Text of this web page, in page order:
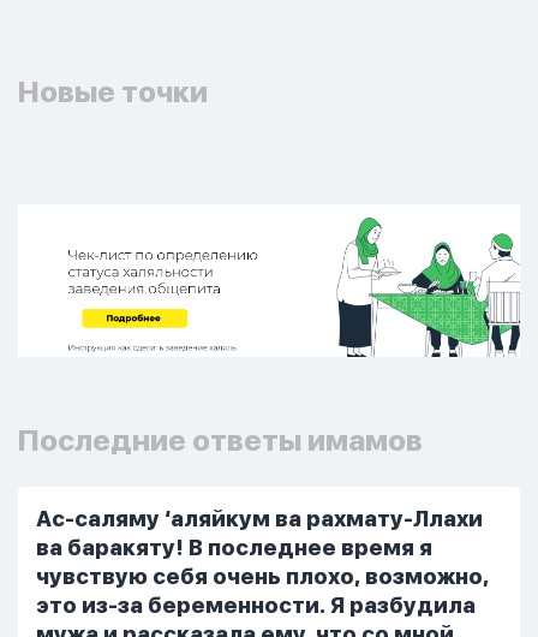
Новые точки
Последние ответы имамов
Ас-саляму ‘аляйкум ва рахмату-Ллахи
ва баракяту! В последнее время я
чувствую себя очень плохо, возможно,
это из-за беременности. Я разбудила